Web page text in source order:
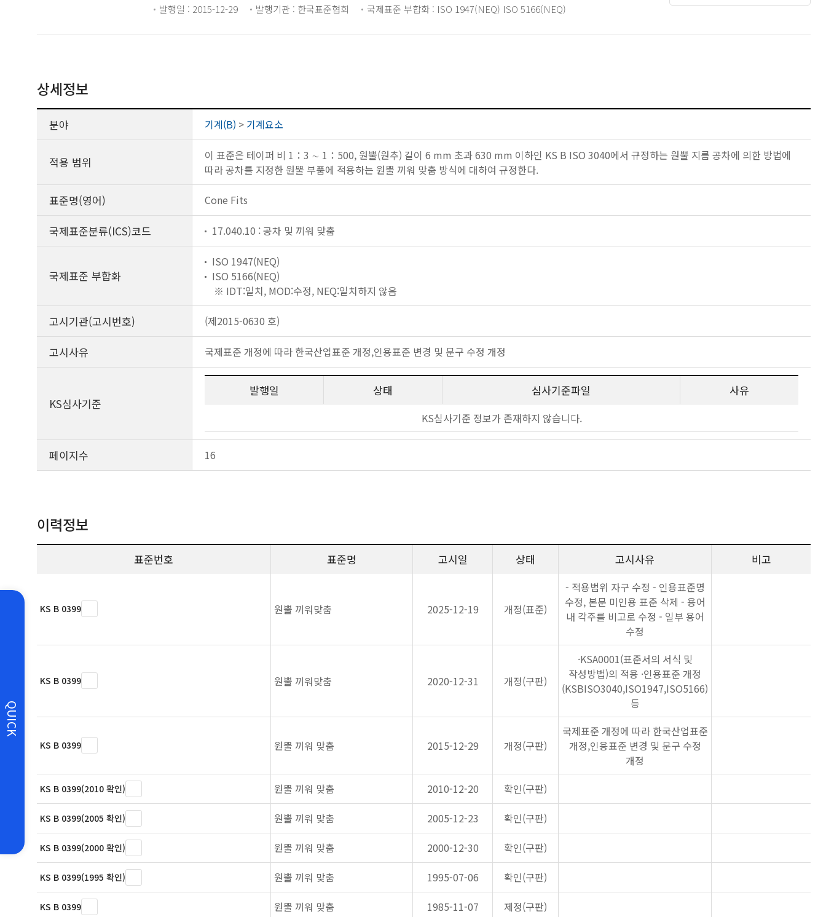
QUICK
발행일 : 2015-12-29 발행기관 : 한국표준협회 국제표준 부합화 : ISO 1947(NEQ) ISO 5166(NEQ)
상세정보
분야 기계(B) > 기계요소
적용 범위
이 표준은 테이퍼 비 1：3 ∼ 1：500, 원뿔(원추) 길이 6 mm 초과 630 mm 이하인 KS B ISO 3040에서 규정하는 원뿔 지름 공차에 의한 방법에
따라 공차를 지정한 원뿔 부품에 적용하는 원뿔 끼워 맞춤 방식에 대하여 규정한다.
표준명(영어) Cone Fits
국제표준분류(ICS)코드 17.040.10 : 공차 및 끼워 맞춤
국제표준 부합화
ISO 1947(NEQ)
ISO 5166(NEQ)
※ IDT:일치, MOD:수정, NEQ:일치하지 않음
고시기관(고시번호) (제2015-0630 호)
고시사유 국제표준 개정에 따라 한국산업표준 개정,인용표준 변경 및 문구 수정 개정
KS심사기준
발행일 상태 심사기준파일 사유
KS심사기준 정보가 존재하지 않습니다.
페이지수 16
이력정보
표준번호 표준명 고시일 상태 고시사유 비고
KS B 0399 원뿔 끼워맞춤 2025-12-19 개정(표준)
- 적용범위 자구 수정 - 인용표준명
수정, 본문 미인용 표준 삭제 - 용어
내 각주를 비고로 수정 - 일부 용어
수정
KS B 0399 원뿔 끼워맞춤 2020-12-31 개정(구판)
·KSA0001(표준서의 서식 및
작성방법)의 적용 ·인용표준 개정
(KSBISO3040,ISO1947,ISO5166)
등
KS B 0399 원뿔 끼워 맞춤 2015-12-29 개정(구판)
국제표준 개정에 따라 한국산업표준
개정,인용표준 변경 및 문구 수정
개정
KS B 0399(2010 확인) 원뿔 끼워 맞춤 2010-12-20 확인(구판)
KS B 0399(2005 확인) 원뿔 끼워 맞춤 2005-12-23 확인(구판)
KS B 0399(2000 확인) 원뿔 끼워 맞춤 2000-12-30 확인(구판)
KS B 0399(1995 확인) 원뿔 끼워 맞춤 1995-07-06 확인(구판)
KS B 0399 원뿔 끼워 맞춤 1985-11-07 제정(구판)